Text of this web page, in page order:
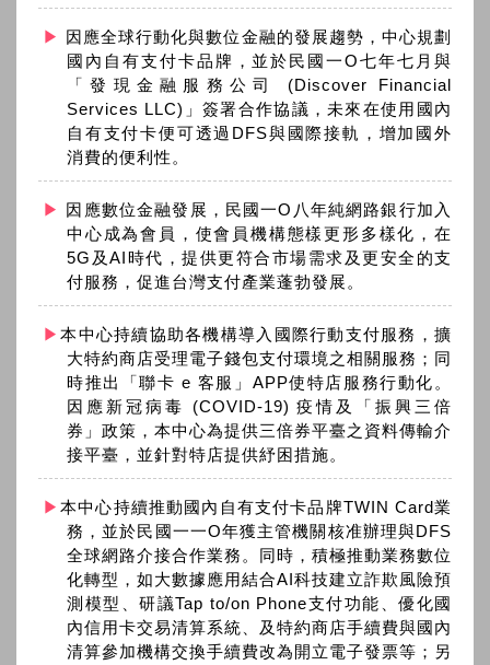
因應全球行動化與數位金融的發展趨勢，中心規劃
國內自有支付卡品牌，並於民國一O七年七月與
「發現金融服務公司 (Discover Financial
Services LLC)」簽署合作協議，未來在使用國內
自有支付卡便可透過DFS與國際接軌，增加國外
消費的便利性。
因應數位金融發展，民國一O八年純網路銀行加入
中心成為會員，使會員機構態樣更形多樣化，在
5G及AI時代，提供更符合市場需求及更安全的支
付服務，促進台灣支付產業蓬勃發展。
本中心持續協助各機構導入國際行動支付服務，擴
大特約商店受理電子錢包支付環境之相關服務；同
時推出「聯卡 e 客服」APP使特店服務行動化。
因應新冠病毒 (COVID-19) 疫情及「振興三倍
券」政策，本中心為提供三倍券平臺之資料傳輸介
接平臺，並針對特店提供紓困措施。
本中心持續推動國內自有支付卡品牌TWIN Card業
務，並於民國一一O年獲主管機關核准辦理與DFS
全球網路介接合作業務。同時，積極推動業務數位
化轉型，如大數據應用結合AI科技建立詐欺風險預
測模型、研議Tap to/on Phone支付功能、優化國
內信用卡交易清算系統、及特約商店手續費與國內
清算參加機構交換手續費改為開立電子發票等；另